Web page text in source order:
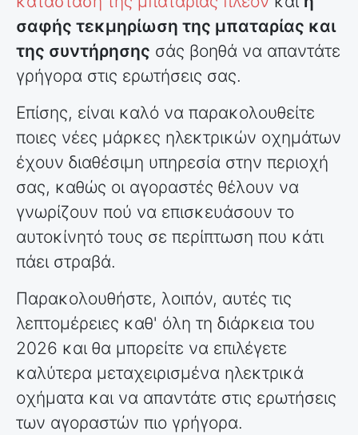
σαφής τεκμηρίωση της μπαταρίας και
της συντήρησης σάς βοηθά να απαντάτε
γρήγορα στις ερωτήσεις σας.
Επίσης, είναι καλό να παρακολουθείτε
ποιες νέες μάρκες ηλεκτρικών οχημάτων
έχουν διαθέσιμη υπηρεσία στην περιοχή
σας, καθώς οι αγοραστές θέλουν να
γνωρίζουν πού να επισκευάσουν το
αυτοκίνητό τους σε περίπτωση που κάτι
πάει στραβά.
Παρακολουθήστε, λοιπόν, αυτές τις
λεπτομέρειες καθ' όλη τη διάρκεια του
2026 και θα μπορείτε να επιλέγετε
καλύτερα μεταχειρισμένα ηλεκτρικά
οχήματα και να απαντάτε στις ερωτήσεις
των αγοραστών πιο γρήγορα.